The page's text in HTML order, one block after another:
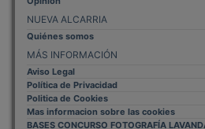
NUEVA ALCARRIA
Quiénes somos
MÁS INFORMACIÓN
Aviso Legal
Política de Privacidad
Politica de Cookies
Mas informacion sobre las cookies
BASES CONCURSO FOTOGRAFÍA LAVANDA